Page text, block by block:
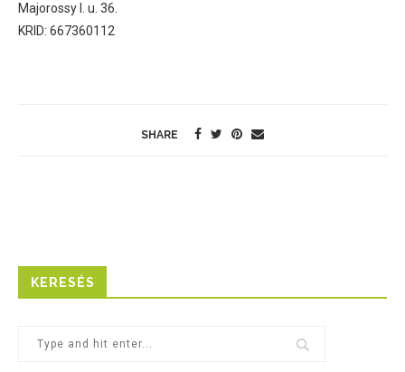
Majorossy I. u. 36.
KRID: 667360112
SHARE
KERESÉS